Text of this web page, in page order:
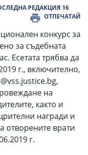
РЕДАКЦИЯ 16
ОТПЕЧАТАЙ
конкурс за
за съдебната
Есетата трябва да
г., включително,
на
както и
награди и
отворените врати
г.